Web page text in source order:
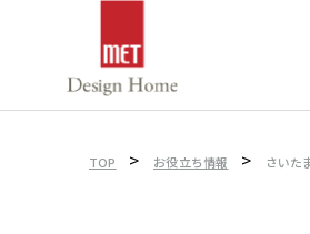
TOP > お役立ち情報 > さいた